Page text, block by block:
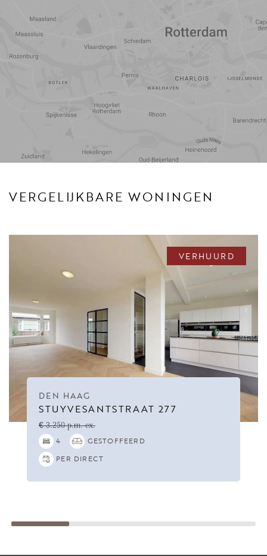
Voorzieningen
VERGELIJKBARE WONINGEN
VERHUURD
DEN HAAG
STUYVESANTSTRAAT 277
€ 3.250 p.m. ex.
4
GESTOFFEERD
PER DIRECT